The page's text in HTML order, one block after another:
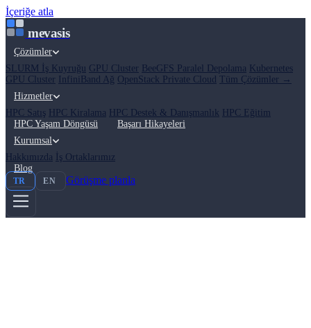
İçeriğe atla
mevasis
Çözümler
SLURM İş Kuyruğu GPU Cluster BeeGFS Paralel Depolama Kubernetes
GPU Cluster
InfiniBand Ağ OpenStack Private Cloud Tüm Çözümler →
Hizmetler
HPC Satış
HPC Kiralama HPC Destek & Danışmanlık
HPC Eğitim
HPC Yaşam Döngüsü
Başarı Hikayeleri
Kurumsal
Hakkımızda
İş Ortaklarımız
Blog
TR EN Görüşme planla